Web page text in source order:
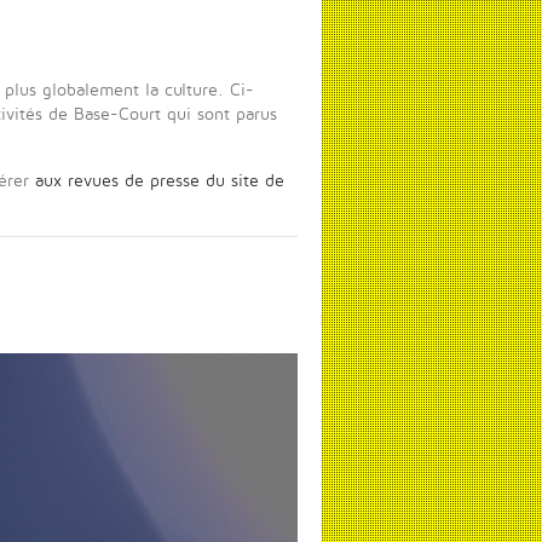
globalement la culture. Ci-
de Base-Court qui sont parus
aux revues de presse du site de